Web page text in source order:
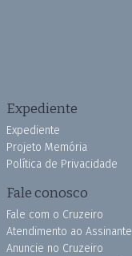
Expediente
Expediente
Projeto Memória
Política de Privacidade
Fale conosco
Fale com o Cruzeiro
Atendimento ao Assinante
Anuncie no Cruzeiro